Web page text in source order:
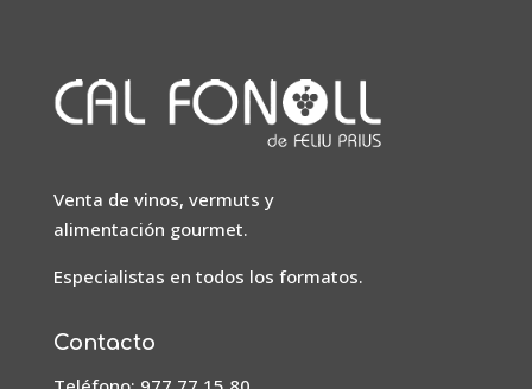
Venta de vinos, vermuts y
alimentación gourmet.
Especialistas en todos los formatos.
Contacto